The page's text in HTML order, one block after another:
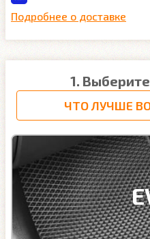
Подробнее о доставке
1.
ЧТО ЛУЧШЕ